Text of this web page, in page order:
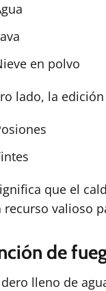
en polvo
lado, la
que el
recurso valioso
de
lleno de